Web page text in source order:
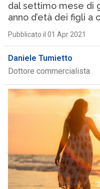
dal settimo mese di
anno d’età dei figli a
Pubblicato il 01 Apr 2021
Daniele Tumietto
Dottore commercialista